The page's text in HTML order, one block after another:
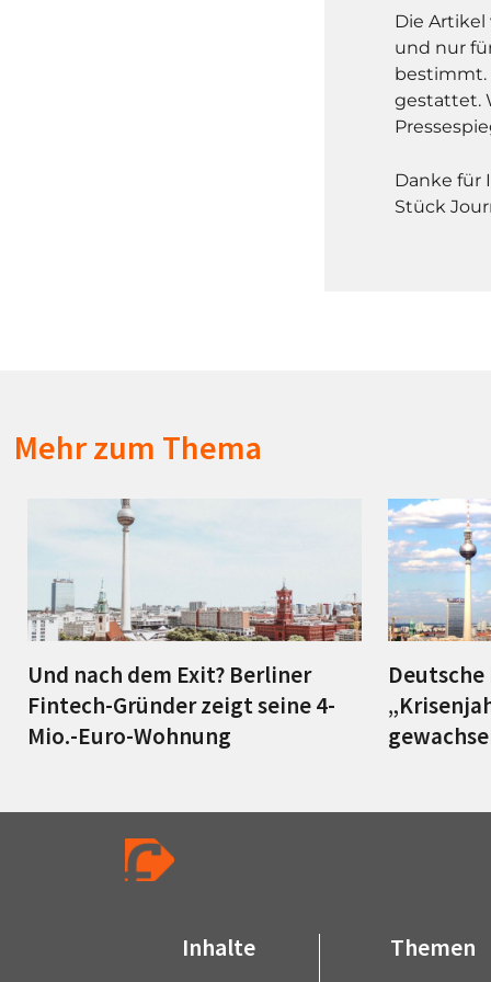
Die
und nur
bestimmt.
gestattet.
Danke für
Stück
Mehr zum Thema
Und nach dem Exit? Berliner
Fintech-Gründer zeigt seine 4-
Mio.-Euro-Wohnung
Inhalte Themen